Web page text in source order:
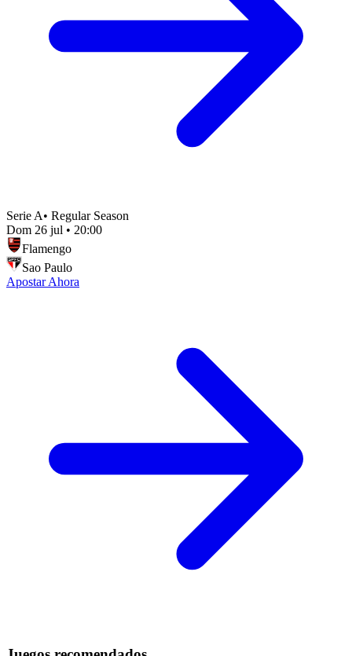
Serie A• Regular Season
Dom 26 jul • 20:00
Flamengo
Sao Paulo
Apostar Ahora